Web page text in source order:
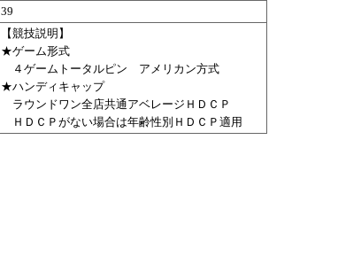
39
【競技説明】
★ゲーム形式
４ゲームトータルピン アメリカン方式
★ハンディキャップ
ラウンドワン全店共通アベレージＨＤＣＰ
ＨＤＣＰがない場合は年齢性別ＨＤＣＰ適用